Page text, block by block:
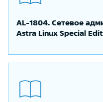
AL-1804. Сетевое
Astra Linux Special